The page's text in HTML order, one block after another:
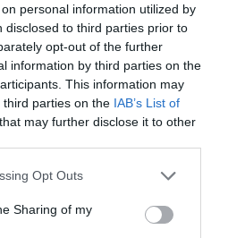
personal information utilized by
disclosed to third parties prior to
opt-out of the further
information by third parties on the
This information may
parties on the IAB’s List of
that may further disclose it to other
app uses one or more Google
behaviour. You may click to
and its third-party tags to
Opt Outs
Sharing of my